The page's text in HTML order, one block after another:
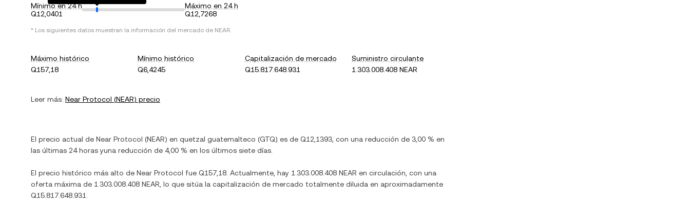
Mínimo en 24 h
Q12,0401
Máximo en 24 h
Q12,7268
* Los siguientes datos muestran la información del mercado de NEAR.
Máximo histórico
Q157,18
Mínimo histórico
Q6,4245
Capitalización de mercado
Q15.817.648.931
Suministro circulante
1.303.008.408 NEAR
Leer más: Near Protocol (NEAR) precio
El precio actual de Near Protocol (NEAR) en quetzal guatemalteco (GTQ) es de Q12,1393 , con una reducción de 3,00 % en
las últimas 24 horas yuna reducción de 4,00 % en los últimos siete días.
El precio histórico más alto de Near Protocol fue Q157,18 . Actualmente, hay 1.303.008.408 NEAR en circulación, con una
oferta máxima de 1.303.008.408 NEAR , lo que sitúa la capitalización de mercado totalmente diluida en aproximadamente
Q15.817.648.931